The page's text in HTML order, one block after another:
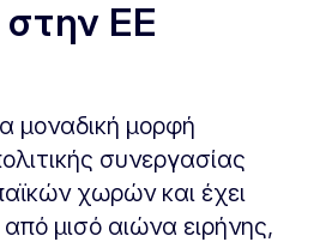
ΕΕ
μοναδική μορφή
συνεργασίας
χωρών και έχει
μισό αιώνα ειρήνης,